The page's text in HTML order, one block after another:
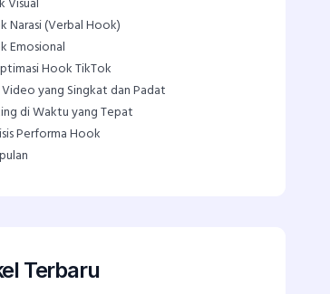
Narasi (Verbal Hook)
Emosional
Hook TikTok
yang Singkat dan Padat
di Waktu yang Tepat
Performa Hook
Terbaru